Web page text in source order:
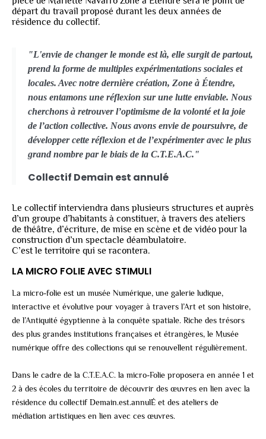
départ du travail proposé durant les deux années de
résidence du collectif.
"L'envie de changer le monde est là, elle surgit de partout,
prend la forme de multiples expérimentations sociales et
locales. Avec notre dernière création, Zone à Étendre,
nous entamons une réflexion sur une lutte enviable. Nous
cherchons à retrouver l’optimisme de la volonté et la joie
de l’action collective. Nous avons envie de poursuivre, de
développer cette réflexion et de l’expérimenter avec le plus
grand nombre par le biais de la C.T.E.A.C."
Collectif Demain est annulé
Le collectif interviendra dans plusieurs structures et auprès
d’un groupe d’habitants à constituer, à travers des ateliers
de théâtre, d’écriture, de mise en scène et de vidéo pour la
construction d’un spectacle déambulatoire.
C’est le territoire qui se racontera.
LA MICRO FOLIE AVEC STIMULI
La micro-folie est un musée Numérique, une galerie ludique,
interactive et évolutive pour voyager à travers l’Art et son histoire,
de l’Antiquité égyptienne à la conquête spatiale. Riche des trésors
des plus grandes institutions françaises et étrangères, le Musée
numérique offre des collections qui se renouvellent régulièrement.
Dans le cadre de la C.T.E.A.C. la micro-Folie proposera en année 1 et
2 à des écoles du territoire de découvrir des œuvres en lien avec la
résidence du collectif Demain.est.annulÉ et des ateliers de
médiation artistiques en lien avec ces œuvres.